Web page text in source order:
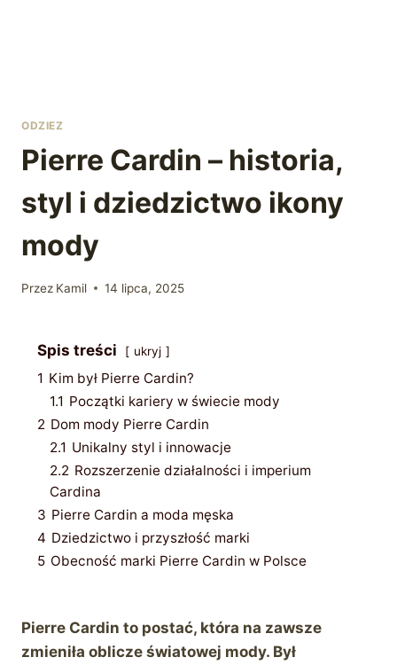
ODZIEZ
Pierre Cardin – historia,
styl i dziedzictwo ikony
mody
Przez Kamil 14 lipca, 2025
Spis treści ukryj
1 Kim był Pierre Cardin?
1.1 Początki kariery w świecie mody
2 Dom mody Pierre Cardin
2.1 Unikalny styl i innowacje
2.2 Rozszerzenie działalności i imperium
Cardina
3 Pierre Cardin a moda męska
4 Dziedzictwo i przyszłość marki
5 Obecność marki Pierre Cardin w Polsce
Pierre Cardin to postać, która na zawsze
zmieniła oblicze światowej mody. Był